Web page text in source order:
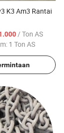
K3 Am3 Rantai
/ Ton AS
1 Ton AS